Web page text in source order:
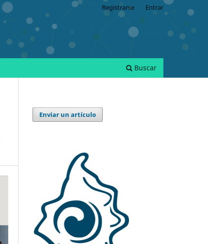
Buscar
Registrarse Entrar
Enviar un artículo